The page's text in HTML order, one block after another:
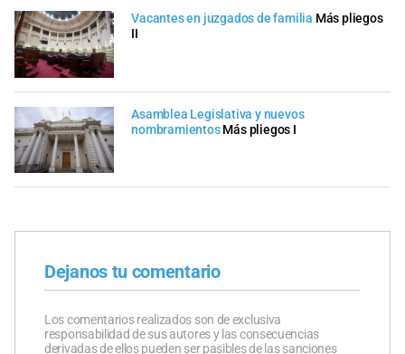
Vacantes en juzgados de familia Más pliegos
II
Asamblea Legislativa y nuevos
nombramientos ​​Más pliegos I
Dejanos tu comentario
Los comentarios realizados son de exclusiva
responsabilidad de sus autores y las consecuencias
derivadas de ellos pueden ser pasibles de las sanciones